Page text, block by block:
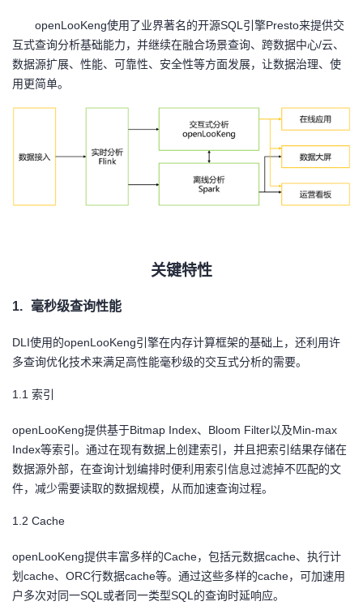
坛
圈
子
的
直
我
的
我
学
堂
课
程
的
认
我
的
验
我
收
持
我
术
支
云
声
议
openLooKeng使用了业界著名的开源SQL引擎Presto来提供交
互式查询分析基础能力，并继续在融合场景查询、跨数据中心/云、
数据源扩展、性能、可靠性、安全性等方面发展，让数据治理、使
用更简单。
关键特性
1. 毫秒级查询性能
DLI使用的openLooKeng引擎在内存计算框架的基础上，还利用许
多查询优化技术来满足高性能毫秒级的交互式分析的需要。
1.1 索引
openLooKeng提供基于Bitmap Index、Bloom Filter以及Min-max
Index等索引。通过在现有数据上创建索引，并且把索引结果存储在
数据源外部，在查询计划编排时便利用索引信息过滤掉不匹配的文
件，减少需要读取的数据规模，从而加速查询过程。
1.2 Cache
openLooKeng提供丰富多样的Cache，包括元数据cache、执行计
划cache、ORC行数据cache等。通过这些多样的cache，可加速用
户多次对同一SQL或者同一类型SQL的查询时延响应。